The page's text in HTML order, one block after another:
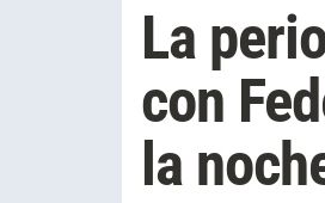
La
con
la